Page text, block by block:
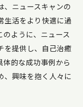
、ニュースキャンの
生活をより快適に過
ように、ニュース
を提供し、自己治癒
的な成功事例から
、興味を抱く人々に